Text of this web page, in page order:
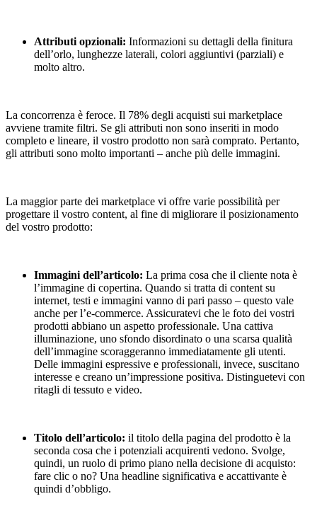
Attributi opzionali: Informazioni su dettagli della finitura
dell’orlo, lunghezze laterali, colori aggiuntivi (parziali) e
molto altro.
La concorrenza è feroce. Il 78% degli acquisti sui marketplace
avviene tramite filtri. Se gli attributi non sono inseriti in modo
completo e lineare, il vostro prodotto non sarà comprato. Pertanto,
gli attributi sono molto importanti – anche più delle immagini.
La maggior parte dei marketplace vi offre varie possibilità per
progettare il vostro content, al fine di migliorare il posizionamento
del vostro prodotto:
Immagini dell’articolo: La prima cosa che il cliente nota è
l’immagine di copertina. Quando si tratta di content su
internet, testi e immagini vanno di pari passo – questo vale
anche per l’e-commerce. Assicuratevi che le foto dei vostri
prodotti abbiano un aspetto professionale. Una cattiva
illuminazione, uno sfondo disordinato o una scarsa qualità
dell’immagine scoraggeranno immediatamente gli utenti.
Delle immagini espressive e professionali, invece, suscitano
interesse e creano un’impressione positiva. Distinguetevi con
ritagli di tessuto e video.
Titolo dell’articolo: il titolo della pagina del prodotto è la
seconda cosa che i potenziali acquirenti vedono. Svolge,
quindi, un ruolo di primo piano nella decisione di acquisto:
fare clic o no? Una headline significativa e accattivante è
quindi d’obbligo.